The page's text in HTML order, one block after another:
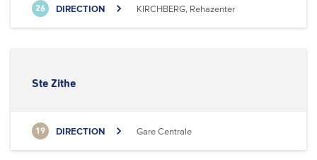
26 DIRECTION KIRCHBERG, Rehazenter
Ste Zithe
19 DIRECTION Gare Centrale